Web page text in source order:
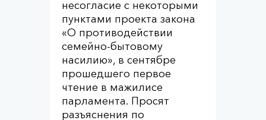
несогласие с некоторыми
пунктами проекта закона
«О противодействии
семейно-бытовому
насилию», в сентябре
прошедшего первое
чтение в мажилисе
парламента. Просят
разъяснения по